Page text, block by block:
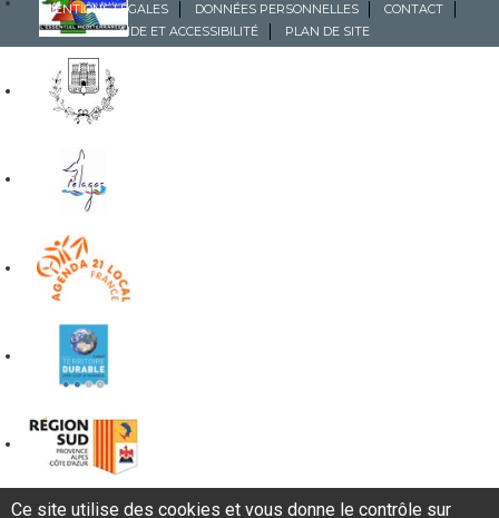
MENTIONS LÉGALES DONNÉES PERSONNELLES
CONTACT
AIDE ET ACCESSIBILITÉ
PLAN DE SITE
Ce site utilise des cookies et vous donne le contrôle sur